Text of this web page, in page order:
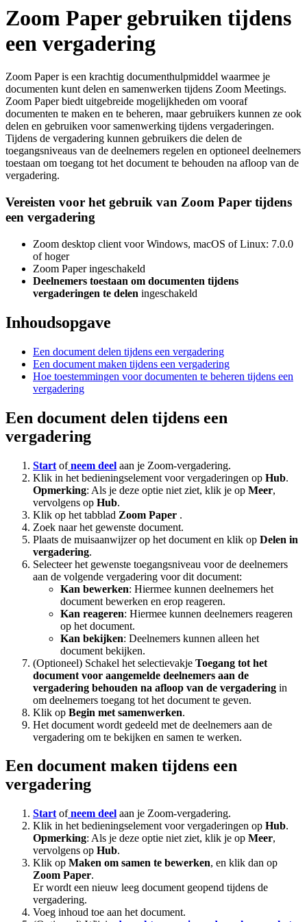
Zoom Paper gebruiken tijdens
een vergadering
Zoom Paper is een krachtig documenthulpmiddel waarmee je
documenten kunt delen en samenwerken tijdens Zoom Meetings.
Zoom Paper biedt uitgebreide mogelijkheden om vooraf
documenten te maken en te beheren, maar gebruikers kunnen ze ook
delen en gebruiken voor samenwerking tijdens vergaderingen.
Tijdens de vergadering kunnen gebruikers die delen de
toegangsniveaus van de deelnemers regelen en optioneel deelnemers
toestaan om toegang tot het document te behouden na afloop van de
vergadering.
Vereisten voor het gebruik van Zoom Paper tijdens
een vergadering
Zoom desktop client voor Windows, macOS of Linux: 7.0.0
of hoger
Zoom Paper ingeschakeld
Deelnemers toestaan om documenten tijdens
vergaderingen te delen ingeschakeld
Inhoudsopgave
Een document delen tijdens een vergadering
Een document maken tijdens een vergadering
Hoe toestemmingen voor documenten te beheren tijdens een
vergadering
Een document delen tijdens een
vergadering
Start of neem deel aan je Zoom-vergadering.
Klik in het bedieningselement voor vergaderingen op Hub.
Opmerking: Als je deze optie niet ziet, klik je op Meer,
vervolgens op Hub.
Klik op het tabblad Zoom Paper .
Zoek naar het gewenste document.
Plaats de muisaanwijzer op het document en klik op Delen in
vergadering.
Selecteer het gewenste toegangsniveau voor de deelnemers
aan de volgende vergadering voor dit document:
Kan bewerken: Hiermee kunnen deelnemers het
document bewerken en erop reageren.
Kan reageren: Hiermee kunnen deelnemers reageren
op het document.
Kan bekijken: Deelnemers kunnen alleen het
document bekijken.
(Optioneel) Schakel het selectievakje Toegang tot het
document voor aangemelde deelnemers aan de
vergadering behouden na afloop van de vergadering in
om deelnemers toegang tot het document te geven.
Klik op Begin met samenwerken.
Het document wordt gedeeld met de deelnemers aan de
vergadering om te bekijken en samen te werken.
Een document maken tijdens een
vergadering
Start of neem deel aan je Zoom-vergadering.
Klik in het bedieningselement voor vergaderingen op Hub.
Opmerking: Als je deze optie niet ziet, klik je op Meer,
vervolgens op Hub.
Klik op Maken om samen te bewerken, en klik dan op
Zoom Paper.
Er wordt een nieuw leeg document geopend tijdens de
vergadering.
Voeg inhoud toe aan het document.